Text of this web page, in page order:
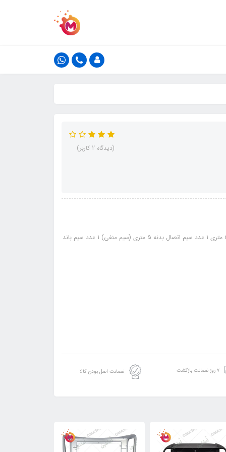
(دیدگاه 2 کاربر)
محتویات: 1 عدد فیوز کتابی 120 آمپر 1 عدد سیم آر سی (RCA) 1 عدد سیم برق 5 متری 1 عدد سیم اتصال بدنه 5 متری (سیم منفی) 1 عدد سیم باند
۷ روز ضمانت بازگشت ضمانت اصل بودن کالا